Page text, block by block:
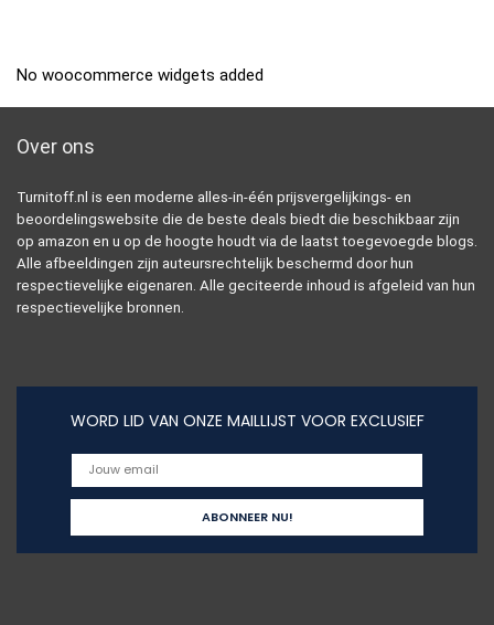
No woocommerce widgets added
Over ons
Turnitoff.nl is een moderne alles-in-één prijsvergelijkings- en
beoordelingswebsite die de beste deals biedt die beschikbaar zijn
op amazon en u op de hoogte houdt via de laatst toegevoegde blogs.
Alle afbeeldingen zijn auteursrechtelijk beschermd door hun
respectievelijke eigenaren. Alle geciteerde inhoud is afgeleid van hun
respectievelijke bronnen.
WORD LID VAN ONZE MAILLIJST VOOR EXCLUSIEF